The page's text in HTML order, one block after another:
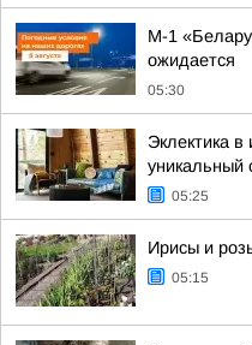
М-1
ожидается
05:30
Эклектика в
05:25
Ирисы и
05:15